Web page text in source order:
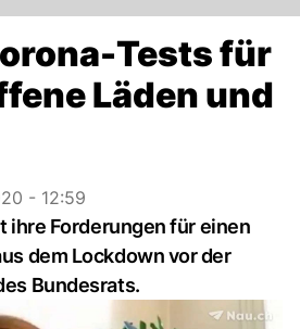
Tests für
Läden und
- 12:59
ihre Forderungen für einen
dem Lockdown vor der
Bundesrats.